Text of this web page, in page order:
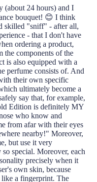
(about 24 hours) and I
bouquet! 😊 I think
skilled "sniff" - after all,
- that I don't have
ordering a product,
the components of the
is also equipped with a
perfume consists of. And
their own specific
ultimately become a
say that, for example,
Edition is definitely MY
who know and
from afar with their eyes
nearby!" Moreover,
but use it very
special. Moreover, each
precisely when it
own skin, because
a fingerprint. The